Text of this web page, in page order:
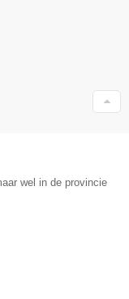
wel in de provincie